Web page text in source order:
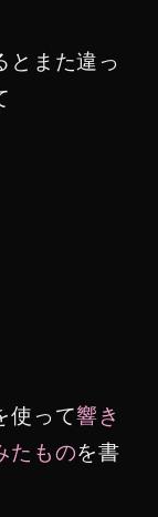
とまた違っ
使って響き
たものを書